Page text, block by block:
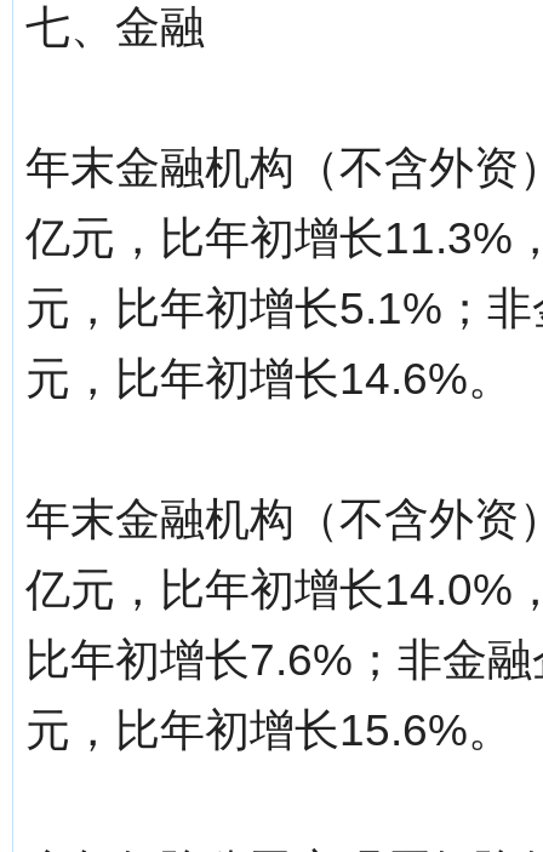
七、金融
年末金融机构（不含外资
亿元，比年初增长11.3%
元，比年初增长5.1%；
元，比年初增长14.6%。
年末金融机构（不含外资
亿元，比年初增长14.0%
比年初增长7.6%；非金
元，比年初增长15.6%。